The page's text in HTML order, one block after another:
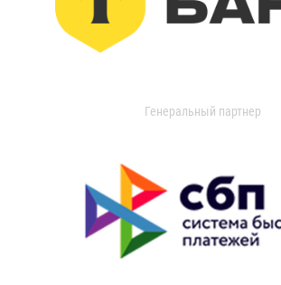
Генеральный партнер